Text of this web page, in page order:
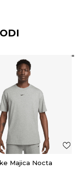
Majica Nocta